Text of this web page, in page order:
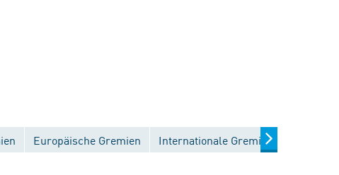
Europäische Gremien Internationale Gremien